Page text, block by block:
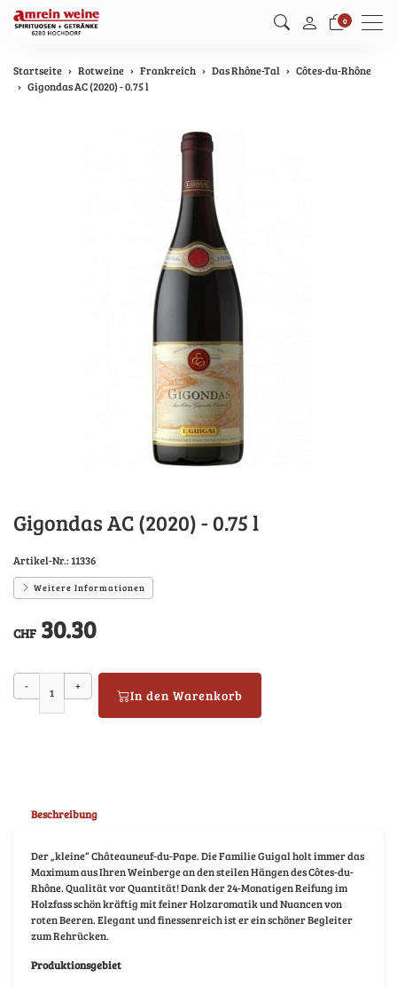
0 Menu
Startseite Rotweine Frankreich Das Rhône-Tal
Côtes-du-Rhône
Gigondas AC (2020) - 0.75 l
Gigondas AC (2020) - 0.75 l
Artikel-Nr.:11336
Weitere Informationen
CHF 30.30
- +
In den Warenkorb
Beschreibung
Der „kleine“ Châteauneuf-du-Pape. Die Familie Guigal holt immer das
Maximum aus Ihren Weinberge an den steilen Hängen des Côtes-du-
Rhône. Qualität vor Quantität! Dank der 24-Monatigen Reifung im
Holzfass schön kräftig mit feiner Holzaromatik und Nuancen von
roten Beeren. Elegant und finessenreich ist er ein schöner Begleiter
zum Rehrücken.
Produktionsgebiet